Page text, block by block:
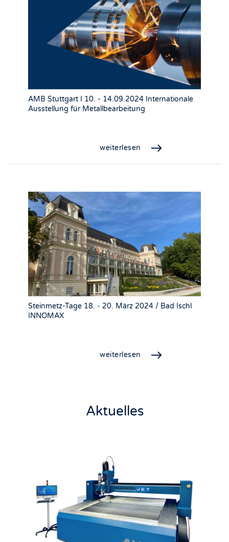
AMB Stuttgart I 10. - 14.09.2024 Internationale
Ausstellung für Metallbearbeitung
weiterlesen
Steinmetz-Tage 18. - 20. März 2024 / Bad Ischl
INNOMAX
weiterlesen
Aktuelles